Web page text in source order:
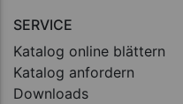
SERVICE
Katalog online blättern
Katalog anfordern
Downloads